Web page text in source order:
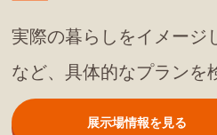
実際の暮らしをイメージ
など、具体的なプランを
展示場情報を見る